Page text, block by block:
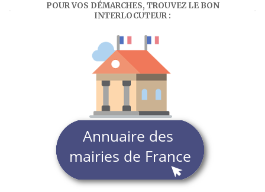
POUR VOS DÉMARCHES, TROUVEZ LE BON
INTERLOCUTEUR :